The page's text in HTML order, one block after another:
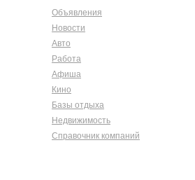
Объявления
Новости
Авто
Работа
Афиша
Кино
Базы отдыха
Недвижимость
Справочник компаний